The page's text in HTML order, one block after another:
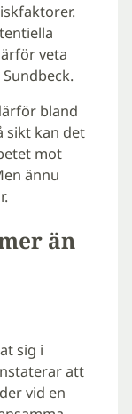
veta
bland
sikt kan det
mot
ännu
än
sig i
att
vid en